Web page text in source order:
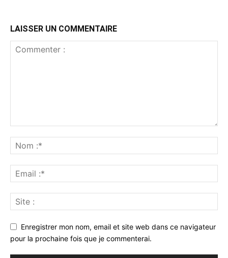
LAISSER UN COMMENTAIRE
Enregistrer mon nom, email et site web dans ce navigateur
pour la prochaine fois que je commenterai.